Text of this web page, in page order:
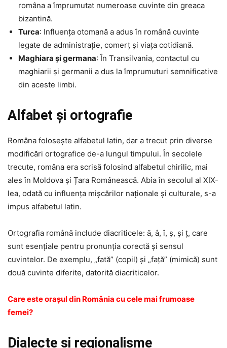
româna a împrumutat numeroase cuvinte din greaca
bizantină.
Turca: Influența otomană a adus în română cuvinte
legate de administrație, comerț și viața cotidiană.
Maghiara și germana: În Transilvania, contactul cu
maghiarii și germanii a dus la împrumuturi semnificative
din aceste limbi.
Alfabet și ortografie
Româna folosește alfabetul latin, dar a trecut prin diverse
modificări ortografice de-a lungul timpului. În secolele
trecute, româna era scrisă folosind alfabetul chirilic, mai
ales în Moldova și Țara Românească. Abia în secolul al XIX-
lea, odată cu influența mișcărilor naționale și culturale, s-a
impus alfabetul latin.
Ortografia română include diacriticele: ă, â, î, ș, și ț, care
sunt esențiale pentru pronunția corectă și sensul
cuvintelor. De exemplu, „fată” (copil) și „față” (mimică) sunt
două cuvinte diferite, datorită diacriticelor.
Care este orașul din România cu cele mai frumoase
femei?
Dialecte și regionalisme